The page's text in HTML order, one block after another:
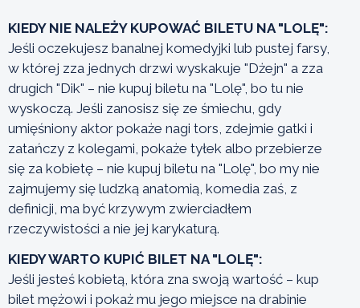
KIEDY NIE NALEŻY KUPOWAĆ BILETU NA "LOLĘ":
Jeśli oczekujesz banalnej komedyjki lub pustej farsy,
w której zza jednych drzwi wyskakuje "Dżejn" a zza
drugich "Dik" – nie kupuj biletu na "Lolę", bo tu nie
wyskoczą. Jeśli zanosisz się ze śmiechu, gdy
umięśniony aktor pokaże nagi tors, zdejmie gatki i
zatańczy z kolegami, pokaże tyłek albo przebierze
się za kobietę – nie kupuj biletu na "Lolę", bo my nie
zajmujemy się ludzką anatomią, komedia zaś, z
definicji, ma być krzywym zwierciadłem
rzeczywistości a nie jej karykaturą.
KIEDY WARTO KUPIĆ BILET NA "LOLĘ":
Jeśli jesteś kobietą, która zna swoją wartość – kup
bilet mężowi i pokaż mu jego miejsce na drabinie